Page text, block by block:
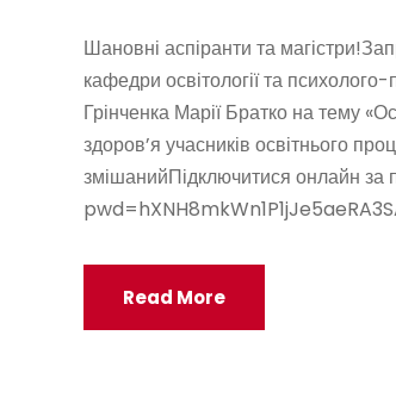
Шановні аспіранти та
кафедри освітології та
Грінченка Марії Братко на тему
здоров’я учасників освітнього
змішанийПідключитися онлайн
Read More